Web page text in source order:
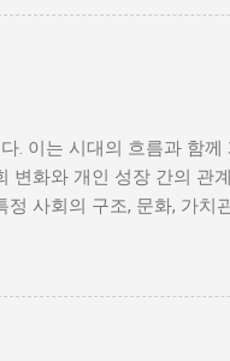
을 느끼고, 체제 전복을 위
불안정성이 높은 국가에
는 먼저 정치 체제를 안정
련이다. 이와 같은 경제
발이 촉발된다. 성장은
무장 봉기와 같은 극단적
가능성을 크게 낮출 수
세력 간의 갈등이 심화되
의 이념이나 이해관계에
. 이는 시대의 흐름과 함
변화와 개인 성장 간의 관
사회의 구조, 문화, 가치
용하여 이루어진다. 예를
에 따라 개인의 역할과 목
창출한다. 예를 들어, 정보
인 제약에서 벗어나 국제